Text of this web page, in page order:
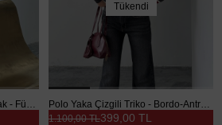
Tükendi
399,00 TL
1.100,00 TL